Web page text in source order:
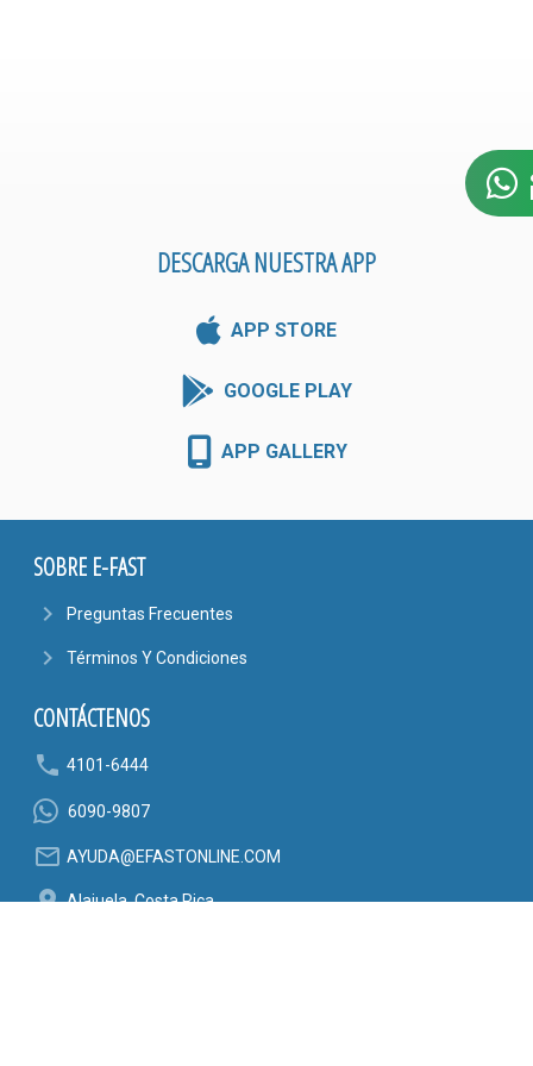
DESCARGA NUESTRA APP
APP STORE
GOOGLE PLAY
APP GALLERY
SOBRE E-FAST
navigate_next Preguntas Frecuentes
navigate_next Términos Y Condiciones
CONTÁCTENOS
phone 4101-6444
6090-9807
mail_outline AYUDA@EFASTONLINE.COM
location_on Alajuela, Costa Rica